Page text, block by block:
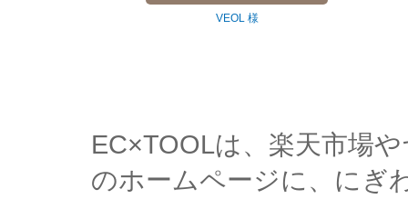
VEOL 様
EC×TOOLは、楽天市場
のホームページに、にぎ